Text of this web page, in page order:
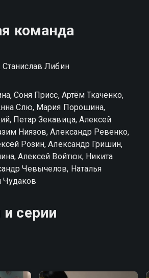
команда
Станислав Либин
Соня Присс, Артём Ткаченко,
Слю, Мария Порошина,
Петар Зекавица, Алексей
Ниязов, Александр Ревенко,
Розин, Александр Гришин,
Алексей Войтюк, Никита
Чевычелов, Наталья
Чудаков
серии